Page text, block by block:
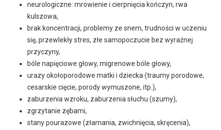
neurologiczne: mrowienie i cierpnięcia kończyn, rwa
kulszowa,
brak koncentracji, problemy ze snem, trudności w uczeniu
się, przewlekły stres, złe samopoczucie bez wyraźnej
przyczyny,
bóle napięciowe głowy, migrenowe bóle głowy,
urazy okołoporodowe matki i dziecka (traumy porodowe,
cesarskie cięcie, porody wymuszone, itp.),
zaburzenia wzroku, zaburzenia słuchu (szumy),
zgrzytanie zębami,
stany pourazowe (złamania, zwichnięcia, skręcenia),